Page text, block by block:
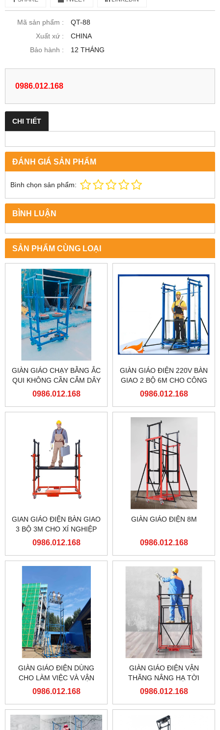
Mã sản phẩm :
QT-88
Xuất xứ :
CHINA
Bảo hành :
12 THÁNG
0986.012.168
CHI TIẾT
ĐÁNH GIÁ SẢN PHẨM
Bình chọn sản phẩm:
BÌNH LUẬN
SẢN PHẨM CÙNG LOẠI
GIÀN GIÁO CHẠY BẰNG ẮC
QUI KHÔNG CẦN CẮM DÂY
ĐIỆN
0986.012.168
GIÀN GIÁO ĐIỆN 220V BÀN
GIAO 2 BỘ 6M CHO CÔNG
TY TNHH MỘT THÀNH VIÊN
0986.012.168
GIAN GIÁO ĐIỆN BÀN GIAO
3 BỘ 3M CHO XÍ NGHIỆP
ĐẦU MÁY HÀ NỘI TỔNG
0986.012.168
GIÀN GIÁO ĐIỆN 8M
0986.012.168
GIÀN GIÁO ĐIỆN DÙNG
CHO LÀM VIỆC VÀ VẬN
CHUYỂN TRÊN CAO
0986.012.168
GIÀN GIÁO ĐIỆN VẬN
THĂNG NÂNG HẠ TỜI
HÀNG
0986.012.168